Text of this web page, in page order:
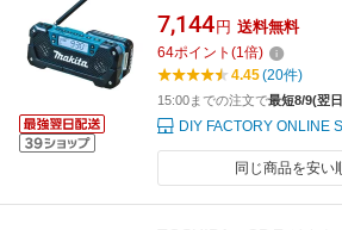
7,144 円 送料無料
64ポイント (1倍)
4.45(20件)
15:00までの注文で最短8/9(翌
DIY FACTORY ONLINE
同じ商品を安い